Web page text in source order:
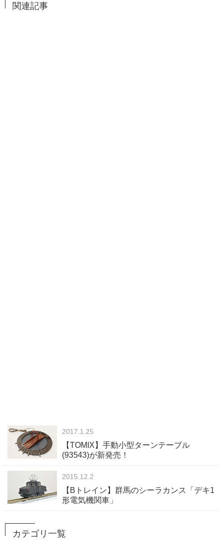
関連記事
2017.1.25
【TOMIX】手動小型ターンテーブル
(93543)が新発売！
2015.12.2
【Bトレイン】群馬のシーラカンス「デキ1
形電気機関車」
カテゴリ一覧